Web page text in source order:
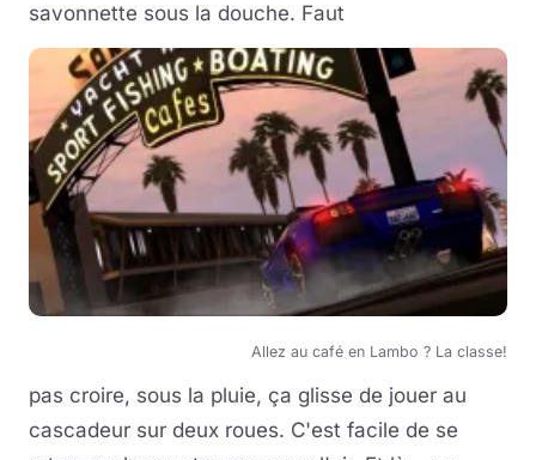
savonnette sous la douche. Faut
Allez au café en Lambo ? La classe!
pas croire, sous la pluie, ça glisse de jouer au
cascadeur sur deux roues. C'est facile de se